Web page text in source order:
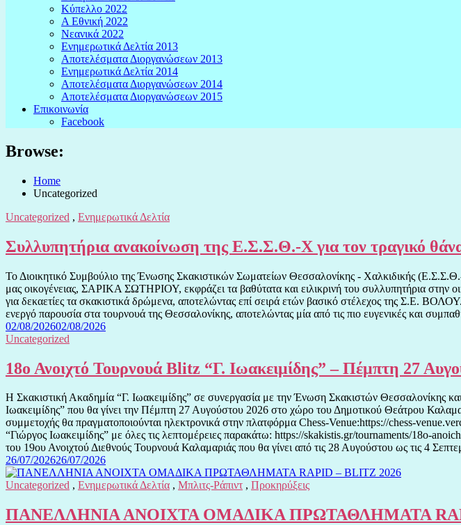
Κύπελλο 2022
Α Εθνική 2022
Νεανικά 2022
Ενημερωτικά Δελτία 2013
Αποτελέσματα Διοργανώσεων 2013
Ενημερωτικά Δελτία 2014
Αποτελέσματα Διοργανώσεων 2014
Αποτελέσματα Διοργανώσεων 2015
Επικοινωνία
Facebook
Browse:
Home
Uncategorized
Uncategorized , Ενημερωτικά Δελτία
Συλλυπητήρια ανακοίνωση της Ε.Σ.Σ.Θ.-Χ για τον
Το Διοικητικό Συμβούλιο της Ένωσης Σκακιστικών Σωματείων Θεσσαλονίκης - Χαλκιδικής
μας οικογένειας, ΣΑΡΙΚΑ ΣΩΤΗΡΙΟΥ, εκφράζει τα βαθύτατα και ειλικρινή του συλλυπητήρια στην
για δεκαετίες τα σκακιστικά δρώμενα, αποτελώντας επί σειρά ετών βασικό στέλεχος της Σ.Ε.
ενεργό παρουσία στα τουρνουά της Θεσσαλονίκης, αποτελώντας μία από τις πιο ευγενικές και
02/08/202602/08/2026
Uncategorized
18ο Ανοιχτό Τουρνουά Blitz “Γ. Ιωακειμίδης” – Πέμπτη 27
Η Σκακιστική Ακαδημία “Γ. Ιωακειμίδης” σε συνεργασία με την Ένωση Σκακιστών
Ιωακειμίδης” που θα γίνει την Πέμπτη 27 Αυγούστου 2026 στο χώρο του Δημοτικού Θεάτρου
συμμετοχής θα πραγματοποιούνται ηλεκτρονικά στην πλατφόρμα Chess-Venue:https://chess-
“Γιώργος Ιωακειμίδης” με όλες τις λεπτομέρειες παρακάτω: https://skakistis.gr/tournaments/18o-
του 19ου Ανοιχτού Διεθνούς Τουρνουά Καλαμαριάς που θα γίνει από τις 28 Αυγούστου ως τις 4
26/07/202626/07/2026
Uncategorized , Ενημερωτικά Δελτία , Μπλιτς-Ράπιντ , Προκηρύξεις
ΠΑΝΕΛΛΗΝΙΑ ΑΝΟΙΧΤΑ ΟΜΑΔΙΚΑ ΠΡΩΤΑΘΛΗΜΑΤΑ